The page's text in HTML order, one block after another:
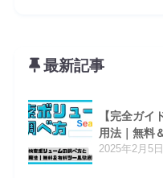
最新記事
【完全ガ
用法｜無料
2025年2月5日